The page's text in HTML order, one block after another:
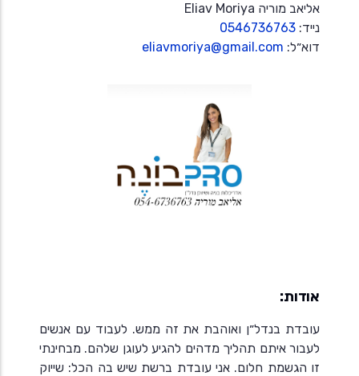
אליאב מוריה Eliav Moriya
נייד: 0546736763
דוא״ל: eliavmoriya@gmail.com
אודות:
עובדת בנדל״ן ואוהבת את זה ממש. לעבוד עם אנשים
לעבור איתם תהליך מדהים להגיע לעוגן שלהם. מבחינתי
זו הגשמת חלום. אני עובדת ברשת שיש בה הכל: שייוק